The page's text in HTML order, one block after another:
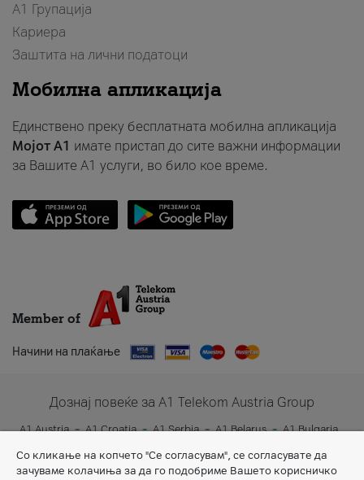
А1 Групација
Кариера
Заштита на лични податоци
Мобилна апликација
Единствено преку бесплатната мобилна апликација
Мојот A1 имате пристап до сите важни информации
за Вашите A1 услуги, во било кое време.
Member of
Начини на плаќање
Дознај повеќе за A1 Telekom Austria Group
A1 Austria A1 Croatia A1 Serbia A1 Belarus
A1 Bulgaria
A1 Slovenia
A1 Digital
Со кликање на копчето "Се согласувам", се согласувате да
зачуваме колачиња за да го подобриме Вашето корисничко